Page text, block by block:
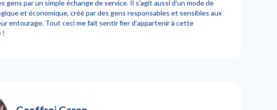
gens par un simple échange de service. Il s'agit aussi d'un mode de
et économique, créé par des gens responsables et sensibles aux
entourage. Tout ceci me fait sentir fier d'appartenir à cette
!